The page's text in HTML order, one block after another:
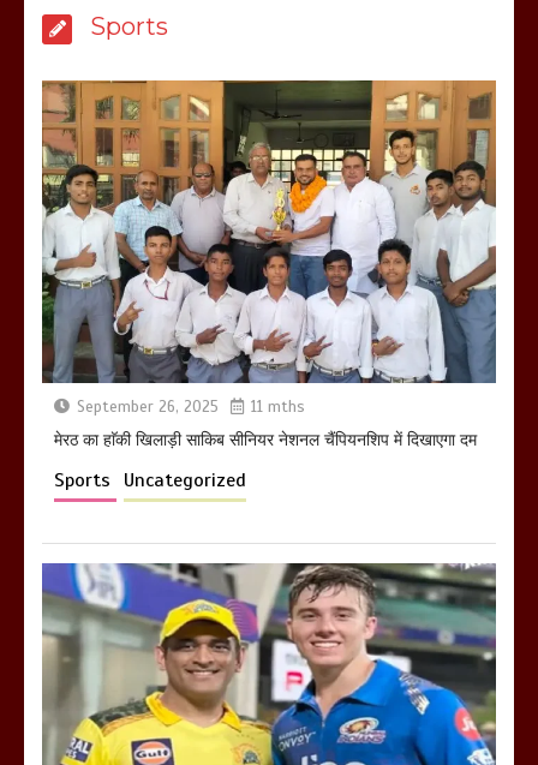
मेरठ सुराजकुंड शमशान घाट में चिता से अस्थि
उठाकर खाते कुत्ते का वीडियो इंटरनेट पर जमकर
हो रहा वायरल
March 6, 2025
होलिका रखने पर लात मार कर होलिका को किया
तहस नहस,मोहल्ले वालों के साथ की गई गाली
खराबा,
Sports
September 26, 2025 11 mths
मेरठ का हाॅकी खिलाड़ी साकिब सीनियर नेशनल चैंपियनशिप में दिखाएगा दम
Sports Uncategorized